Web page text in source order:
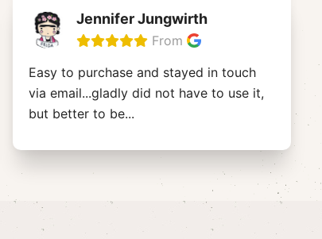
Jennifer Jungwirth
From
Easy to purchase and stayed in touch
via email...gladly did not have to use it,
but better to be...